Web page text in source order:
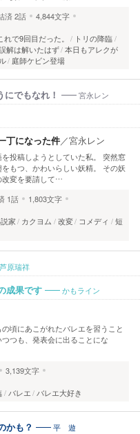
済2話
4,844文字
で9回目だった。
トリの降臨
解は解いたはず 本日もアレクが
庭師ケビン登場
でもなれ！ 宮永レン
丁になった件／宮永レン
投稿しようとしていた私。 突然窓
もつ、かわいらしい妖精。 その妖
改変を要請して…
1話
1,803文字
家 カクヨム 改変 コメディ
短
芦原瑞祥
成果です かもライン
頃にあこがれたバレエを習うこと
つも、発表会に出ることにな
3,139文字
バレエ バレエ大好き
かも？ 平 遊